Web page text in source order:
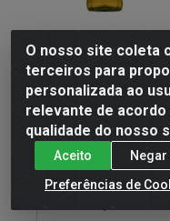
Cachaca Matuta
1x1000ml
Código: 008246
Embalagem: UNIDADE
R$ 37,90
O nosso site coleta
terceiros para
personalizada ao
relevante de
qualidade do nosso
Aceito
Preferências de